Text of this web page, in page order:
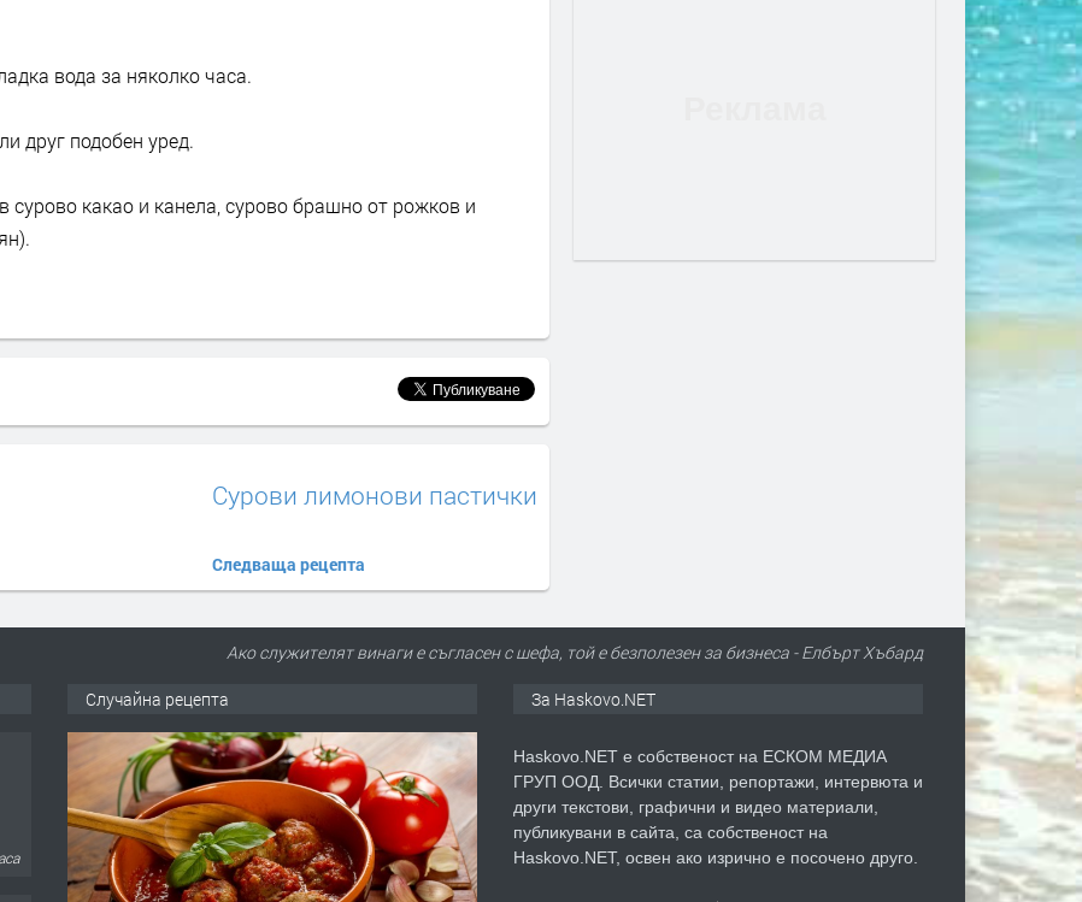
вода за няколко часа.
друг подобен уред.
какао и канела, сурово брашно от рожков и
Сурови лимонови пастички
Следваща рецепта
Ако служителят винаги е съгласен с шефа, той е безполезен за бизнеса - Елбърт Хъбард
Случайна рецепта За Haskovo.NET
Haskovo.NET е собственост на ЕСКОМ МЕДИА
ГРУП ООД. Всички статии, репортажи, интервюта и
други текстови, графични и видео материали,
публикувани в сайта, са собственост на
Haskovo.NET, освен ако изрично е посочено друго.